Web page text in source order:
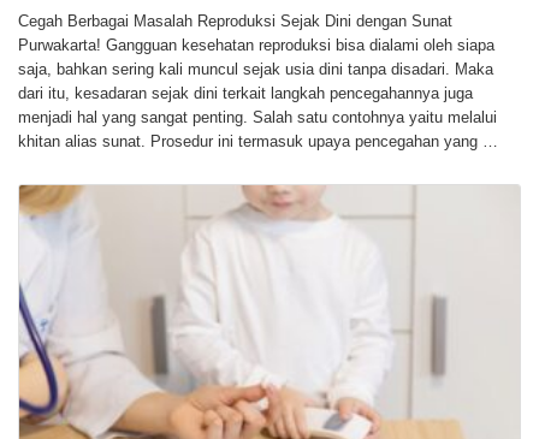
Cegah Berbagai Masalah Reproduksi Sejak Dini dengan Sunat
Purwakarta! Gangguan kesehatan reproduksi bisa dialami oleh siapa
saja, bahkan sering kali muncul sejak usia dini tanpa disadari. Maka
dari itu, kesadaran sejak dini terkait langkah pencegahannya juga
menjadi hal yang sangat penting. Salah satu contohnya yaitu melalui
khitan alias sunat. Prosedur ini termasuk upaya pencegahan yang …